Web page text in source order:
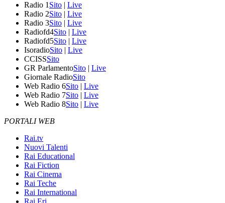
Radio 1 Sito | Live
Radio 2Sito | Live
Radio 3Sito | Live
Radiofd4Sito | Live
Radiofd5Sito | Live
IsoradioSito | Live
CCISSSito
GR ParlamentoSito | Live
Giornale RadioSito
Web Radio 6Sito | Live
Web Radio 7Sito | Live
Web Radio 8Sito | Live
PORTALI WEB
Rai.tv
Nuovi Talenti
Rai Educational
Rai Fiction
Rai Cinema
Rai Teche
Rai International
Rai Eri